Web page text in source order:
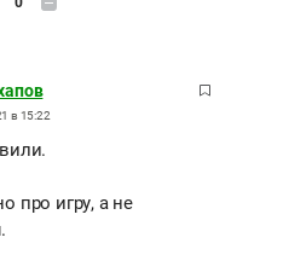
в 15:22
про игру, а не